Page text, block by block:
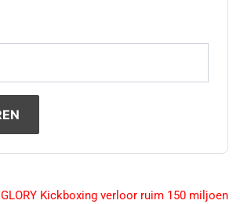
GLORY Kickboxing verloor ruim 150 miljoen